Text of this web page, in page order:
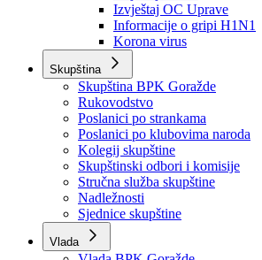
Obavještenja Vlade
Izvještajno prognozna
Izvještaj o radu
Izvještaj OC Uprave
Informacije o gripi H1N1
Korona virus
Skupština
Skupština BPK Goražde
Rukovodstvo
Poslanici po strankama
Poslanici po klubovima naroda
Kolegij skupštine
Skupštinski odbori i komisije
Stručna služba skupštine
Nadležnosti